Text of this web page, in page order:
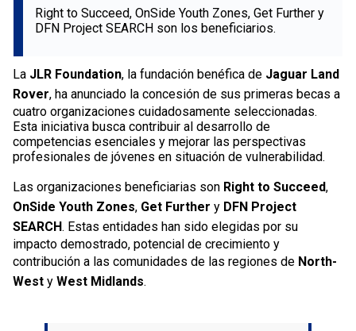
Right to Succeed, OnSide Youth Zones, Get Further y
DFN Project SEARCH son los beneficiarios.
La JLR Foundation, la fundación benéfica de Jaguar Land
Rover, ha anunciado la concesión de sus primeras becas a
cuatro organizaciones cuidadosamente seleccionadas.
Esta iniciativa busca contribuir al desarrollo de
competencias esenciales y mejorar las perspectivas
profesionales de jóvenes en situación de vulnerabilidad.
Las organizaciones beneficiarias son Right to Succeed,
OnSide Youth Zones, Get Further y DFN Project
SEARCH. Estas entidades han sido elegidas por su
impacto demostrado, potencial de crecimiento y
contribución a las comunidades de las regiones de North-
West y West Midlands.